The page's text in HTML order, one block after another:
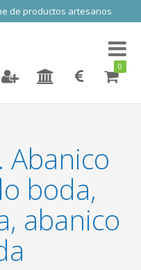
de productos artesanos
Toggle
0
Abanico
boda,
abanico